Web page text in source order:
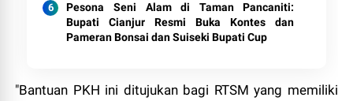
Pesona Seni Alam di Taman Pancaniti:
Bupati Cianjur Resmi Buka Kontes dan
Pameran Bonsai dan Suiseki Bupati Cup
"Bantuan PKH ini ditujukan bagi RTSM yang memiliki